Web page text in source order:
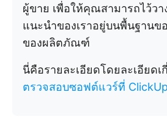
ผู้ขาย เพื่อให้คุณสามารถไว้วา
แนะนำของเราอยู่บนพื้นฐาน
ของผลิตภัณฑ์
นี่คือรายละเอียดโดยละเอียดเ
ตรวจสอบซอฟต์แวร์ที่ ClickUp